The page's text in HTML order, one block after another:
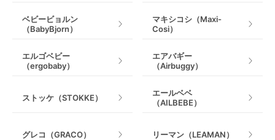
ベビービョルン
（BabyBjorn）
マキシコシ（Maxi-
Cosi）
エルゴベビー
（ergobaby）
エアバギー
（Airbuggy）
ストッケ（STOKKE）
エールベベ
（AILBEBE）
グレコ（GRACO） リーマン（LEAMAN）